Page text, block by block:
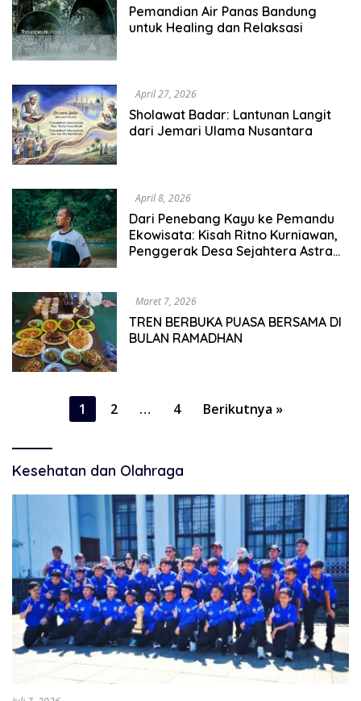
Pemandian Air Panas Bandung
untuk Healing dan Relaksasi
April 27, 2026
Sholawat Badar: Lantunan Langit
dari Jemari Ulama Nusantara
April 8, 2026
Dari Penebang Kayu ke Pemandu
Ekowisata: Kisah Ritno Kurniawan,
Penggerak Desa Sejahtera Astra
Maret 7, 2026
TREN BERBUKA PUASA BERSAMA DI
BULAN RAMADHAN
Paginasi
1 2 … 4 Berikutnya »
Kesehatan dan Olahraga